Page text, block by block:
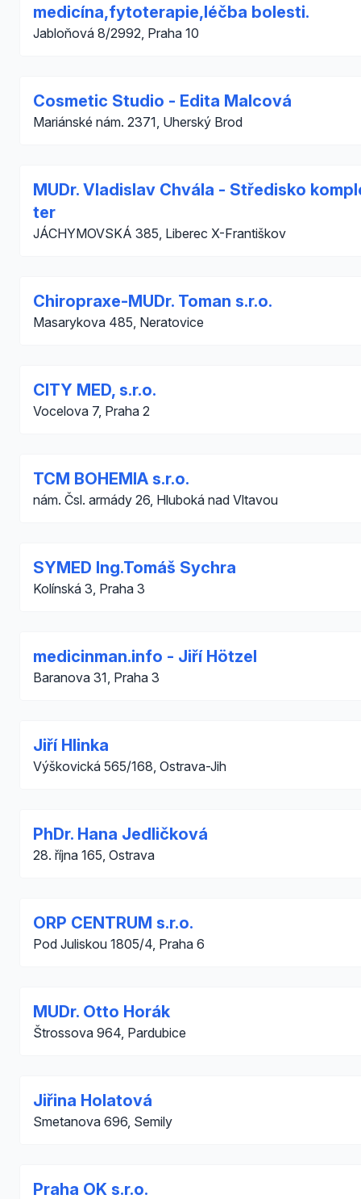
medicína,fytoterapie,léčba bolesti.
Jabloňová 8/2992, Praha 10
Cosmetic Studio - Edita Malcová
Mariánské nám. 2371, Uherský Brod
MUDr. Vladislav Chvála - Středisko
ter
JÁCHYMOVSKÁ 385, Liberec X-Františkov
Chiropraxe-MUDr. Toman s.r.o.
Masarykova 485, Neratovice
CITY MED, s.r.o.
Vocelova 7, Praha 2
TCM BOHEMIA s.r.o.
nám. Čsl. armády 26, Hluboká nad Vltavou
SYMED Ing.Tomáš Sychra
Kolínská 3, Praha 3
medicinman.info - Jiří Hötzel
Baranova 31, Praha 3
Jiří Hlinka
Výškovická 565/168, Ostrava-Jih
PhDr. Hana Jedličková
28. října 165, Ostrava
ORP CENTRUM s.r.o.
Pod Juliskou 1805/4, Praha 6
MUDr. Otto Horák
Štrossova 964, Pardubice
Jiřina Holatová
Smetanova 696, Semily
Praha OK s.r.o.